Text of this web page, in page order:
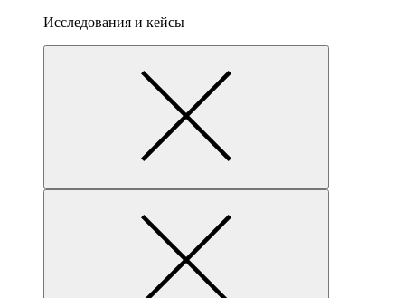
Исследования и кейсы